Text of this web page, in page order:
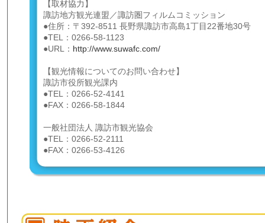
【取材協力】
諏訪地方観光連盟／諏訪圏フィルムコミッション
●住所：〒392-8511 長野県諏訪市高島1丁目22番地30号
●TEL：0266-58-1123
●URL： http://www.suwafc.com/
【観光情報についてのお問い合わせ】
諏訪市役所観光課内
●TEL：0266-52-4141
●FAX：0266-58-1844
一般社団法人 諏訪市観光協会
●TEL：0266-52-2111
●FAX：0266-53-4126